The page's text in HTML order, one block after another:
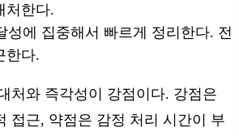
처한다.
성에 집중해서 빠르게 정리한다. 전
한다.
처와 즉각성이 강점이다. 강점은
접근, 약점은 감정 처리 시간이 부